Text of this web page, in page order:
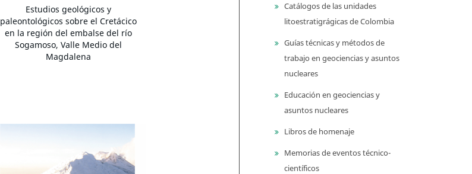
Estudios geológicos y
paleontológicos sobre el Cretácico
en la región del embalse del río
Sogamoso, Valle Medio del
Magdalena
Catálogos de las unidades
litoestratigrágicas de Colombia
Guías técnicas y métodos de
trabajo en geociencias y asuntos
nucleares
Educación en geociencias y
asuntos nucleares
Libros de homenaje
Memorias de eventos técnico-
científicos